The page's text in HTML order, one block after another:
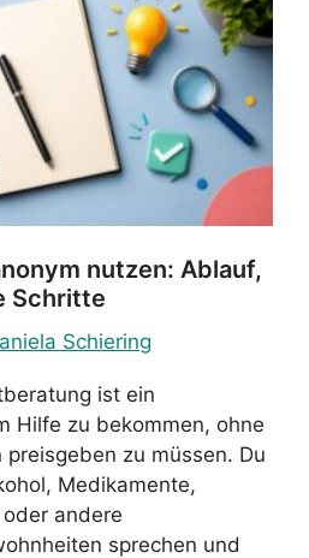
nutzen: Ablauf,
Schritte
Schiering
ist ein
Hilfe zu bekommen, ohne
zu müssen. Du
Medikamente,
andere
sprechen und